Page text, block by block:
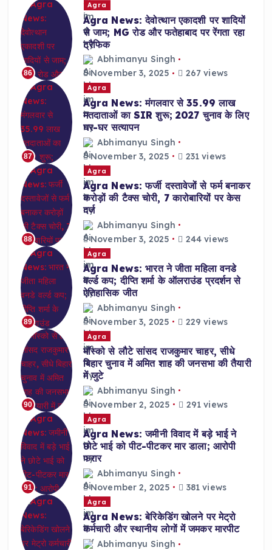
86
Agra
Agra News: देवोत्थान एकादशी पर शादियों
से जाम; MG रोड और फतेहाबाद पर रेंगता रहा
ट्रैफिक
Abhimanyu Singh
November 3, 2025
267 views
87
Agra
Agra News: मंगलवार से 35.99 लाख
मतदाताओं का SIR शुरू; 2027 चुनाव के लिए
घर-घर सत्यापन
Abhimanyu Singh
November 3, 2025
231 views
88
Agra
Agra News: फर्जी दस्तावेजों से फर्म बनाकर
करोड़ों की टैक्स चोरी, 7 कारोबारियों पर केस
दर्ज
Abhimanyu Singh
November 3, 2025
244 views
89
Agra
Agra News: भारत ने जीता महिला वनडे
वर्ल्ड कप; दीप्ति शर्मा के ऑलराउंड प्रदर्शन से
ऐतिहासिक जीत
Abhimanyu Singh
November 3, 2025
229 views
90
Agra
मॉस्को से लौटे सांसद राजकुमार चाहर, सीधे
बिहार चुनाव में अमित शाह की जनसभा की तैयारी
में जुटे
Abhimanyu Singh
November 2, 2025
291 views
91
Agra
Agra News: जमीनी विवाद में बड़े भाई ने
छोटे भाई को पीट-पीटकर मार डाला; आरोपी
फरार
Abhimanyu Singh
November 2, 2025
381 views
Agra
Agra News: बेरिकेडिंग खोलने पर मेट्रो
कर्मचारी और स्थानीय लोगों में जमकर मारपीट
Abhimanyu Singh